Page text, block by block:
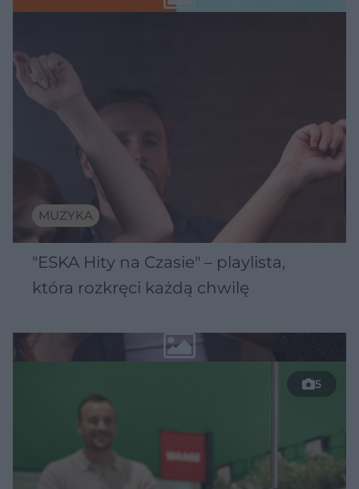
MUZYKA
"ESKA Hity na Czasie" – playlista,
która rozkręci każdą chwilę
5